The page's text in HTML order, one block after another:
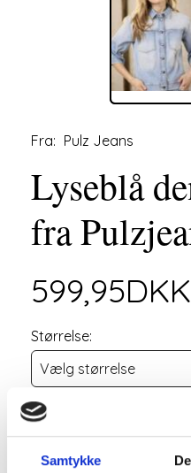
Samtykke
Fra: Pulz Jeans
Lyseblå
fra
599,95DKK
Størrelse:
Forlænget leveringstid.
Butikken er ferielukket
pakker igen d.